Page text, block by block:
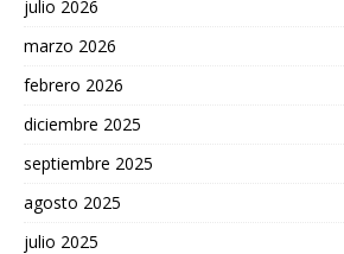
julio 2026
marzo 2026
febrero 2026
diciembre 2025
septiembre 2025
agosto 2025
julio 2025